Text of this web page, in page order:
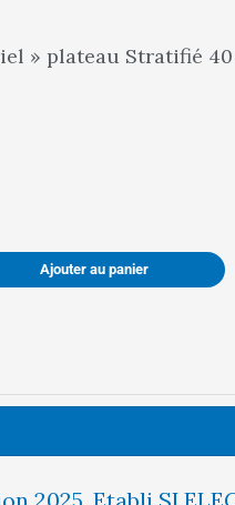
» plateau Stratifié
Ajouter au panier